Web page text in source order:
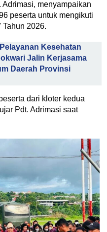
menyampaikan
peserta untuk mengikuti
2026.
Kesehatan
Jalin Kerjasama
Daerah Provinsi
dari kloter kedua
Pdt. Adrimasi saat